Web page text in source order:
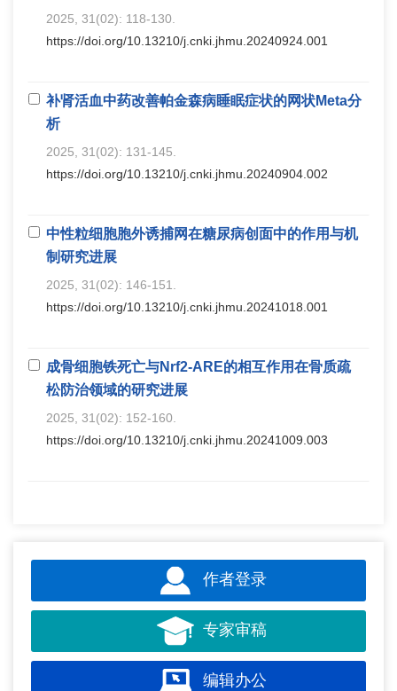
2025, 31(02): 118-130.
https://doi.org/10.13210/j.cnki.jhmu.20240924.001
补肾活血中药改善帕金森病睡眠症状的网状Meta分
析
2025, 31(02): 131-145.
https://doi.org/10.13210/j.cnki.jhmu.20240904.002
中性粒细胞胞外诱捕网在糖尿病创面中的作用与机
制研究进展
2025, 31(02): 146-151.
https://doi.org/10.13210/j.cnki.jhmu.20241018.001
成骨细胞铁死亡与Nrf2-ARE的相互作用在骨质疏
松防治领域的研究进展
2025, 31(02): 152-160.
https://doi.org/10.13210/j.cnki.jhmu.20241009.003
作者登录
专家审稿
编辑办公